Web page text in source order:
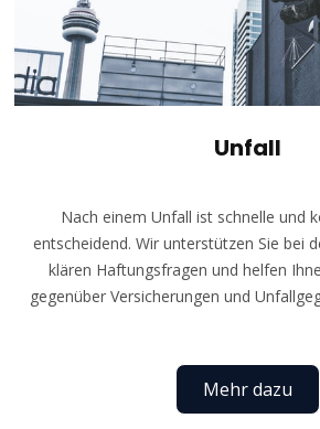
Unfall
Nach einem Unfall ist schnelle und
entscheidend. Wir unterstützen Sie bei
klären Haftungsfragen und helfen
gegenüber Versicherungen und
Mehr dazu